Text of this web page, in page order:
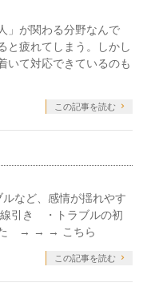
」が関わる分野なんで
と疲れてしまう。しかし
いて対応できているのも
この記事を読む
など、感情が揺れやす
線引き ・トラブルの初
た → → → こちら
この記事を読む